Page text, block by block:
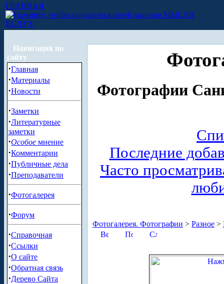
ГЛАВНАЯ
МЫСЛИ
ВСЛУХ
Навигация по
сайту
·Главная
·Материалы
·Новости
·Заметки
·Литературные
заметки
·Особое мнение
·Комментарии
·Публичные дела
·Преподаватели
·Фотогалерея
·Форум
·Справочная
·Ссылки
·О сайте
·Обратная связь
·Дерево Сайта
Фотографии
Последние
Часто
Фотогалерея. Фотографии > Разное >